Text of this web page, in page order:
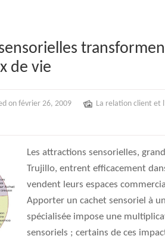
de vie
on février 26, 2009 La relation client et
Les attractions sensorielles,
Trujillo, entrent efficacement
vendent leurs espaces
Apporter un cachet sensoriel à
spécialisée impose une
sensoriels ; certains de ces